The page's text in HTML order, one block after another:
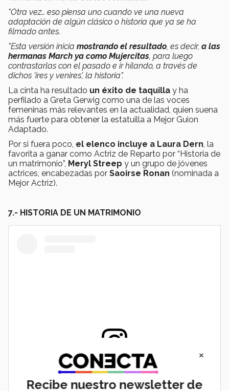
"Otra vez… eso piensa uno cuando ve una nueva
adaptación de algún clásico o historia que ya se ha
filmado antes.
"Esta versión inicia mostrando el resultado , es decir, a las
hermanas March ya como Mujercitas , para luego
contrastarlas con el pasado e ir hilando, a través de
dichos 'ires y venires', la historia".
La cinta ha resultado un éxito de taquilla y ha
perfilado a Greta Gerwig como una de las voces
femeninas más relevantes en la actualidad, quien suena
más fuerte para obtener la estatuilla a Mejor Guion
Adaptado.
Por si fuera poco, el elenco incluye a Laura Dern , la
favorita a ganar como Actriz de Reparto por “Historia de
un matrimonio”, Meryl Streep y un grupo de jóvenes
actrices, encabezadas por Saoirse Ronan (nominada a
Mejor Actriz).
7.- HISTORIA DE UN MATRIMONIO
View this post on Instagram
×
Recibe nuestro newsletter de